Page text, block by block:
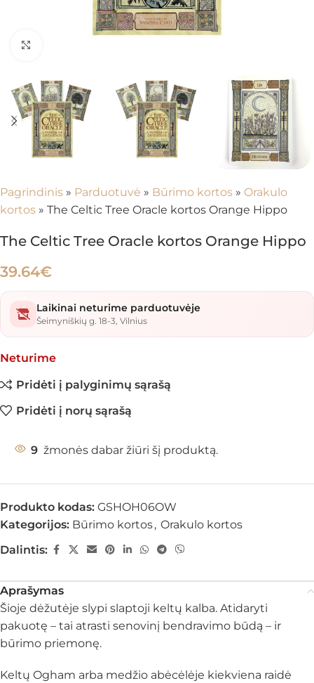
Pagrindinis » Parduotuvė » Būrimo kortos » Orakulo
kortos » The Celtic Tree Oracle kortos Orange Hippo
The Celtic Tree Oracle kortos Orange Hippo
39.64€
Laikinai neturime parduotuvėje
Šeimyniškių g. 18-3, Vilnius
Neturime
Pridėti į palyginimų sąrašą
Pridėti į norų sąrašą
9 žmonės dabar žiūri šį produktą.
Produkto kodas: GSHOH06OW
Kategorijos: Būrimo kortos, Orakulo kortos
Dalintis:
Aprašymas
Šioje dėžutėje slypi slaptoji keltų kalba. Atidaryti
pakuotę – tai atrasti senovinį bendravimo būdą – ir
būrimo priemonę.
Keltų Ogham arba medžio abėcėlėje kiekviena raidė